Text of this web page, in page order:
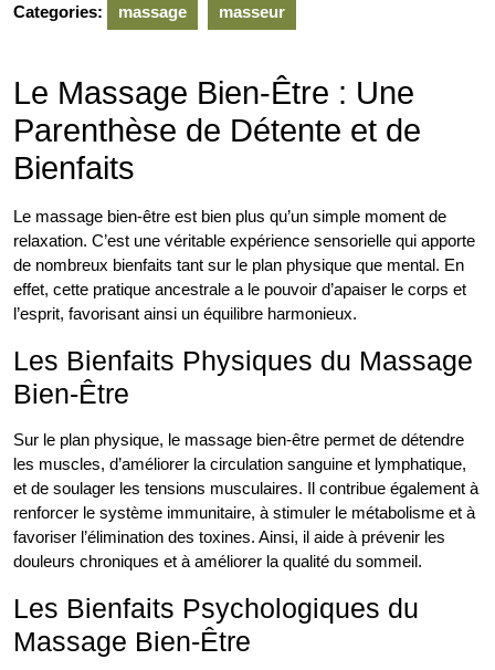
Categories: massage masseur
Le Massage Bien-Être : Une
Parenthèse de Détente et de
Bienfaits
Le massage bien-être est bien plus qu’un simple moment de
relaxation. C’est une véritable expérience sensorielle qui apporte
de nombreux bienfaits tant sur le plan physique que mental. En
effet, cette pratique ancestrale a le pouvoir d’apaiser le corps et
l’esprit, favorisant ainsi un équilibre harmonieux.
Les Bienfaits Physiques du Massage
Bien-Être
Sur le plan physique, le massage bien-être permet de détendre
les muscles, d’améliorer la circulation sanguine et lymphatique,
et de soulager les tensions musculaires. Il contribue également à
renforcer le système immunitaire, à stimuler le métabolisme et à
favoriser l’élimination des toxines. Ainsi, il aide à prévenir les
douleurs chroniques et à améliorer la qualité du sommeil.
Les Bienfaits Psychologiques du
Massage Bien-Être